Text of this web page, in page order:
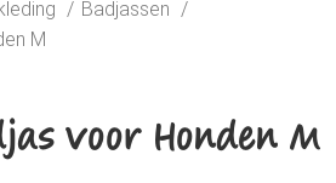
Badjassen
M
Voor Honden M